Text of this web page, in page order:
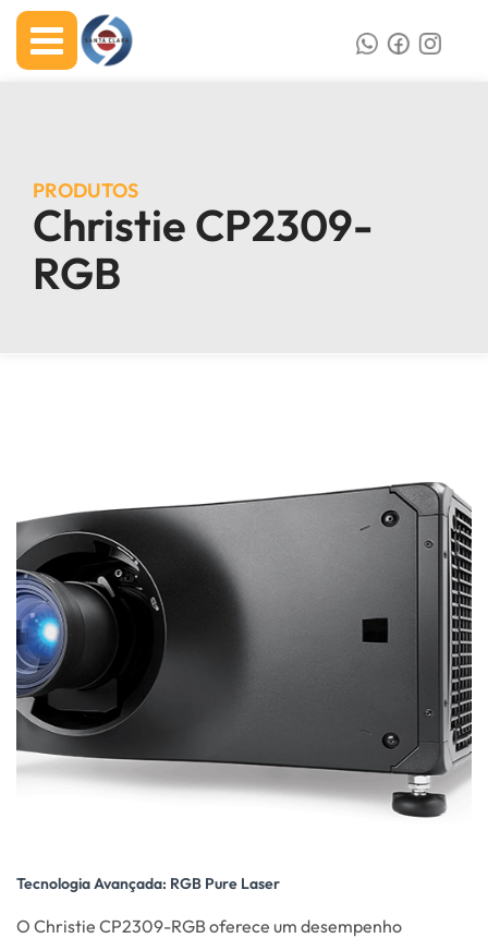
PRODUTOS
Christie CP2309-
RGB
Tecnologia Avançada: RGB Pure Laser
O Christie CP2309-RGB oferece um desempenho